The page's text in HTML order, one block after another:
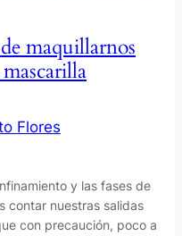
maquillarnos
Flores
y las fases de
contar nuestras salidas
con precaución, poco a